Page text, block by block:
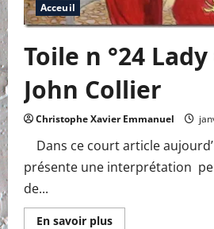
Acceuil
Toile n °24
John Collier
Christophe Xavier Emmanuel
Dans ce court article
présente une interprétation
de...
En savoir plusEn